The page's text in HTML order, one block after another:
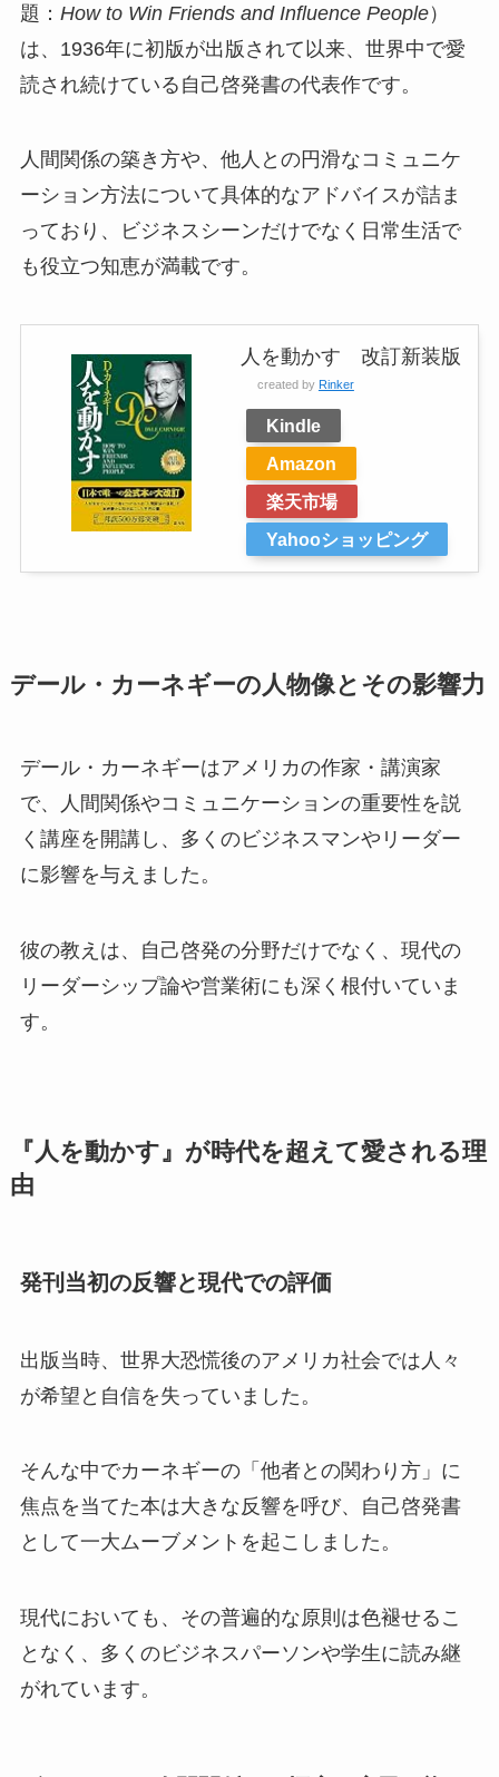
題： How to Win Friends and Influence People）
は、1936年に初版が出版されて以来、世界中で愛
読され続けている自己啓発書の代表作です。
人間関係の築き方や、他人との円滑なコミュニケ
ーション方法について具体的なアドバイスが詰ま
っており、ビジネスシーンだけでなく日常生活で
も役立つ知恵が満載です。
人を動かす 改訂新装版
created by Rinker
Kindle
Amazon
楽天市場
Yahooショッピング
デール・カーネギーの人物像とその影響力
デール・カーネギーはアメリカの作家・講演家
で、人間関係やコミュニケーションの重要性を説
く講座を開講し、多くのビジネスマンやリーダー
に影響を与えました。
彼の教えは、自己啓発の分野だけでなく、現代の
リーダーシップ論や営業術にも深く根付いていま
す。
『人を動かす』が時代を超えて愛される理
由
発刊当初の反響と現代での評価
出版当時、世界大恐慌後のアメリカ社会では人々
が希望と自信を失っていました。
そんな中でカーネギーの「他者との関わり方」に
焦点を当てた本は大きな反響を呼び、自己啓発書
として一大ムーブメントを起こしました。
現代においても、その普遍的な原則は色褪せるこ
となく、多くのビジネスパーソンや学生に読み継
がれています。